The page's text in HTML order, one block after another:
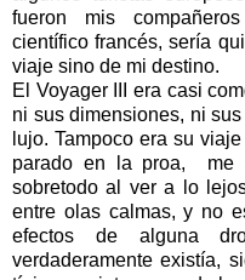
fueron mis
científico francés, sería
viaje sino de mi destino.
El Voyager III era casi
ni sus dimensiones, ni
lujo. Tampoco era su
parado en la proa, me
sobretodo al ver a lo
entre olas calmas, y no
efectos de alguna
verdaderamente existía,